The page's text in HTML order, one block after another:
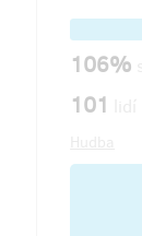
106%
101